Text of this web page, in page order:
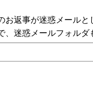
お返事が迷惑メールと
、迷惑メールフォルダ